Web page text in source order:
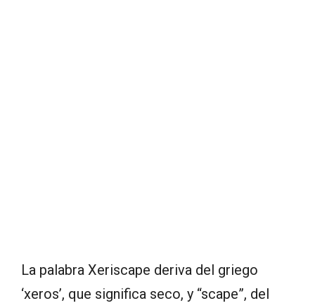
La palabra Xeriscape deriva del griego
‘xeros’, que significa seco, y “scape”, del